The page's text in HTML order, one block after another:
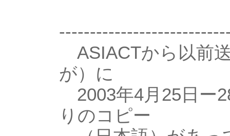
ASIACTから以前
が）に
2003年4月25日ー
りのコピー